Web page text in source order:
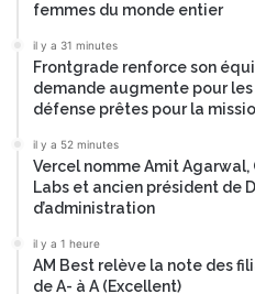
femmes du monde entier
il y a 31 minutes
Frontgrade renforce son
demande augmente pour
défense prêtes pour la
il y a 52 minutes
Vercel nomme Amit
Labs et ancien président de
d’administration
il y a 1 heure
AM Best relève la note des
de A- à A (Excellent)